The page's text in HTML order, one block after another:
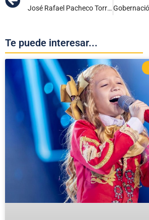
José Rafael Pacheco Torregroza “Patoco”’: Un himno a la amistad y al don de gente
Te puede interesar...